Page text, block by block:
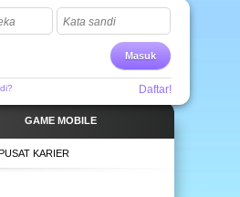
Kata sandi
Masuk
Daftar!
GAME MOBILE
KARIER